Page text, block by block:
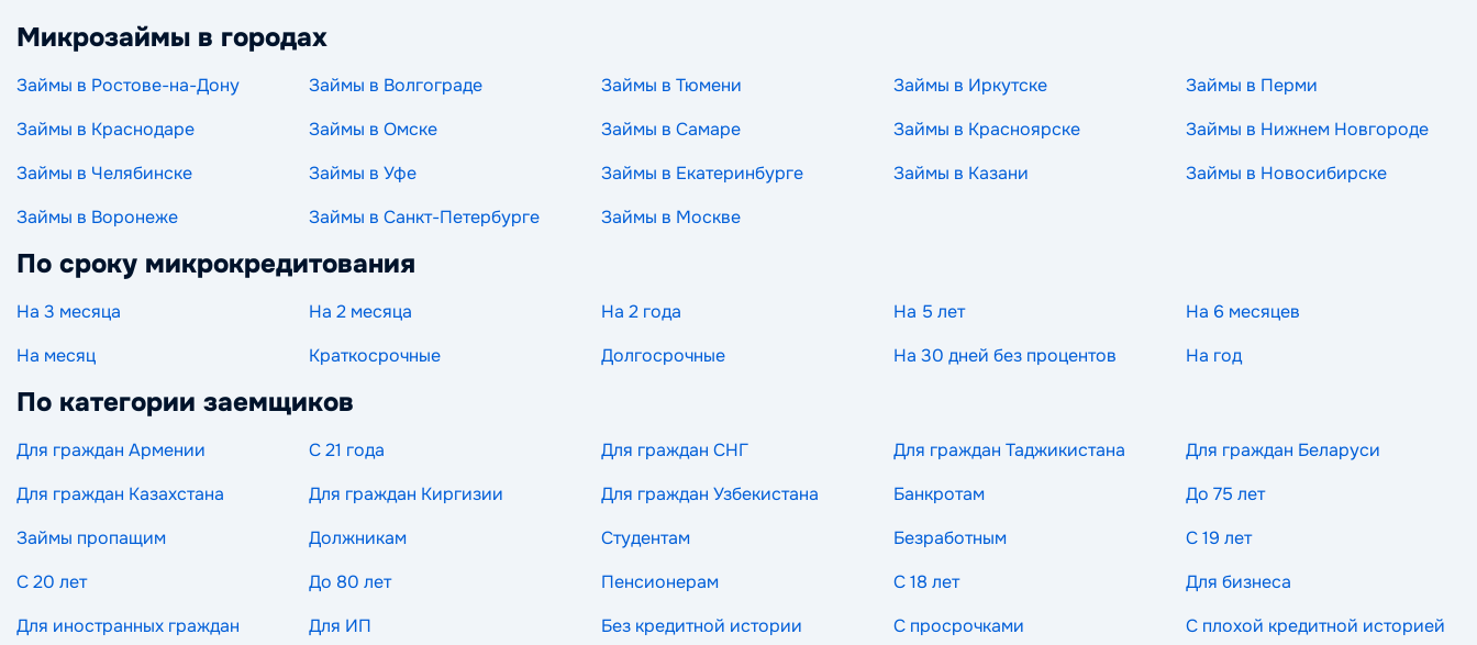
Микрозаймы в городах
Займы в Ростове-на-Дону Займы в Волгограде Займы в Тюмени Займы в Иркутске
Займы в Перми
Займы в Краснодаре
Займы в Омске Займы в Самаре Займы в Красноярске
Займы в Нижнем Новгороде
Займы в Челябинске
Займы в Уфе Займы в Екатеринбурге Займы в Казани
Займы в Новосибирске
Займы в Воронеже
Займы в Санкт-Петербурге Займы в Москве
По сроку микрокредитования
На 3 месяца На 2 месяца На 2 года На 5 лет
На 6 месяцев
На месяц
Краткосрочные Долгосрочные На 30 дней без процентов На год
По категории заемщиков
Для граждан Армении С 21 года Для граждан СНГ Для граждан Таджикистана
Для граждан Беларуси
Для граждан Казахстана
Для граждан Киргизии Для граждан Узбекистана Банкротам
До 75 лет
Займы пропащим
Должникам Студентам Безработным
С 19 лет
С 20 лет
До 80 лет Пенсионерам С 18 лет
Для бизнеса
Для иностранных граждан
Для ИП Без кредитной истории С просрочками С плохой кредитной историей